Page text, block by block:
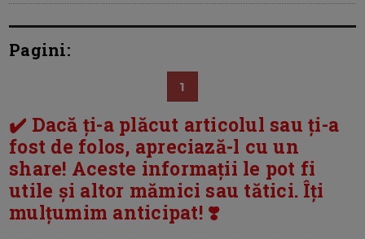
Pagini:
1
✔️ Dacă ți-a plăcut articolul sau ți-a
fost de folos, apreciază-l cu un
share! Aceste informații le pot fi
utile și altor mămici sau tătici. Îți
mulțumim anticipat! ❣️